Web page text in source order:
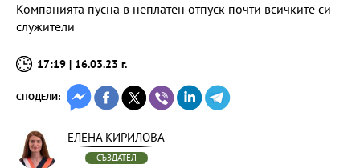
Компанията пусна в неплатен отпуск почти всичките си
служители
17:19 | 16.03.23 г.
СПОДЕЛИ:
ЕЛЕНА КИРИЛОВА
СЪЗДАТЕЛ